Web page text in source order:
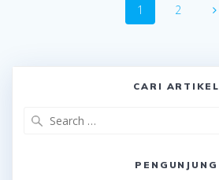
navigation
Page
1 Page
2
CARI ARTIKEL
PENGUNJUNG